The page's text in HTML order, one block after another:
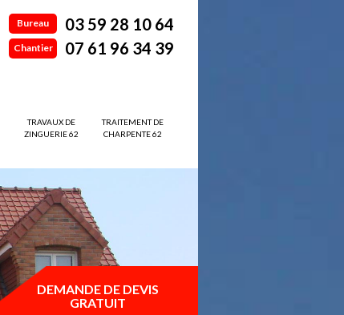
Bureau 03 59 28 10 64
Chantier 07 61 96 34 39
TRAVAUX DE
ZINGUERIE 62
TRAITEMENT DE
CHARPENTE 62
DEMANDE DE DEVIS
GRATUIT